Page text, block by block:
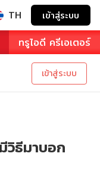
TH เข้าสู่ระบบ
ทรูไอดี ครีเอเตอร์
เข้าสู่ระบบ
วิธีมาบอก